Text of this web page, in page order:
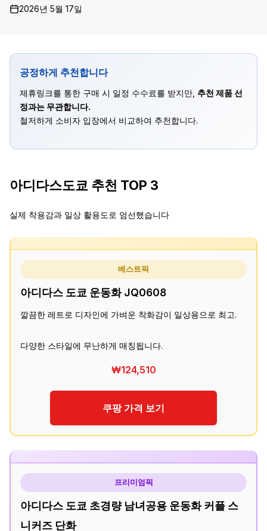
2026년 5월 17일
공정하게 추천합니다
제휴링크를 통한 구매 시 일정 수수료를 받지만, 추천 제품 선
정과는 무관합니다.
철저하게 소비자 입장에서 비교하여 추천합니다.
아디다스도쿄 추천 TOP 3
실제 착용감과 일상 활용도로 엄선했습니다
베스트픽
아디다스 도쿄 운동화 JQ0608
깔끔한 레트로 디자인에 가벼운 착화감이 일상용으로 최고.
다양한 스타일에 무난하게 매칭됩니다.
₩124,510
쿠팡 가격 보기
프리미엄픽
아디다스 도쿄 초경량 남녀공용 운동화 커플 스
니커즈 단화